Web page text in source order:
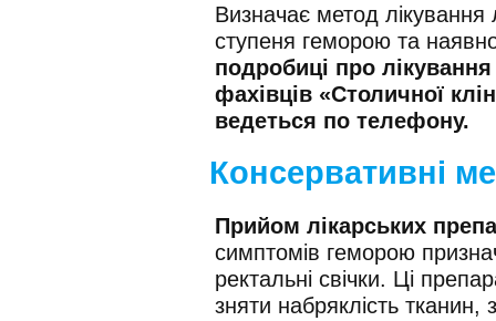
Визначає метод лікування
ступеня геморою та
подробиці про
фахівців «Столичної
ведеться по телефону.
Консервативні
Прийом лікарських
симптомів геморою
ректальні свічки. Ці
зняти набряклість тканин,